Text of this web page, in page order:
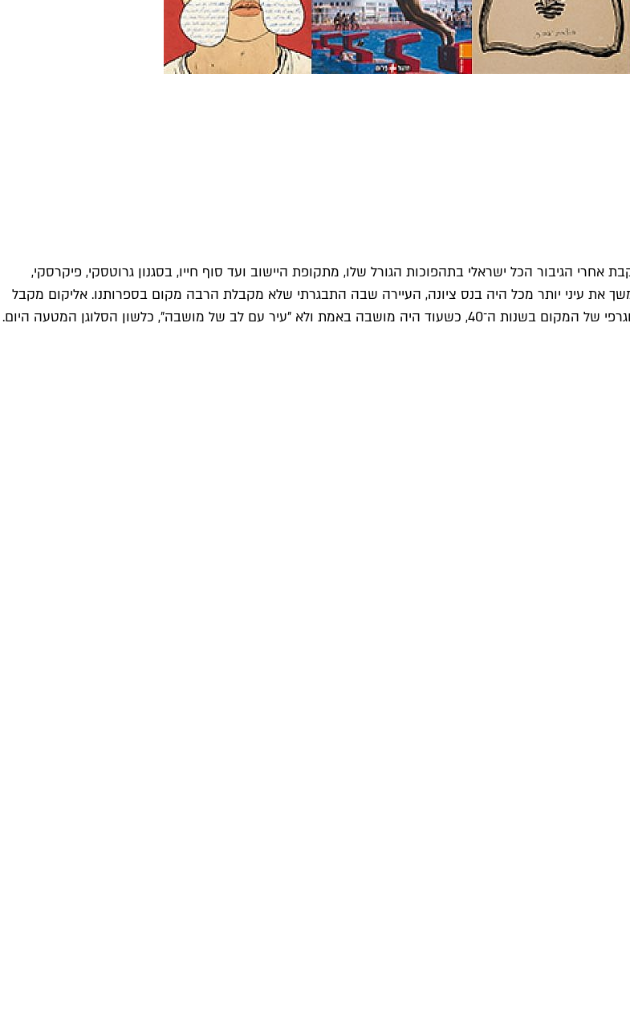
אחרי הגיבור הכל ישראלי בתהפוכות הגורל שלו, מתקופת היישוב ועד סוף חייו, בסגנון גרוטסקי, פיקרסקי,
עיני יותר מכל היה בנס ציונה, העיירה שבה התבגרתי שלא מקבלת הרבה מקום בספרותנו. אליקום מקבל
לב של מושבה", כלשון הסלוגן המטעה היום.